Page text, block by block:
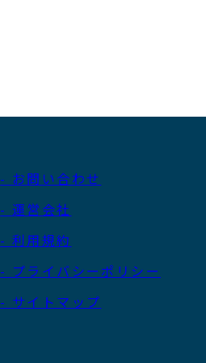
- お問い合わせ
- 運営会社
- 利用規約
- プライバシーポリシー
- サイトマップ